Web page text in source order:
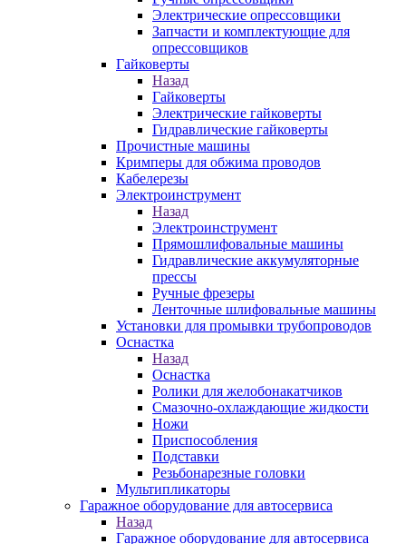
Электрические опрессовщики
Запчасти и комплектующие для
опрессовщиков
Гайковерты
Назад
Гайковерты
Электрические гайковерты
Гидравлические гайковерты
Прочистные машины
Кримперы для обжима проводов
Кабелерезы
Электроинструмент
Назад
Электроинструмент
Прямошлифовальные машины
Гидравлические аккумуляторные
прессы
Ручные фрезеры
Ленточные шлифовальные машины
Установки для промывки трубопроводов
Оснастка
Назад
Оснастка
Ролики для желобонакатчиков
Смазочно-охлаждающие жидкости
Ножи
Приспособления
Подставки
Резьбонарезные головки
Мультипликаторы
Гаражное оборудование для автосервиса
Назад
Гаражное оборудование для автосервиса